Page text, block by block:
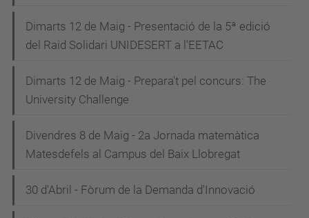
Dimarts 12 de Maig - Presentació de la 5ª edició
del Raid Solidari UNIDESERT a l'EETAC
Dimarts 12 de Maig - Prepara't pel concurs: The
University Challenge
Divendres 8 de Maig - 2a Jornada matemàtica
Matesdefels al Campus del Baix Llobregat
30 d'Abril - Fòrum de la Demanda d'Innovació